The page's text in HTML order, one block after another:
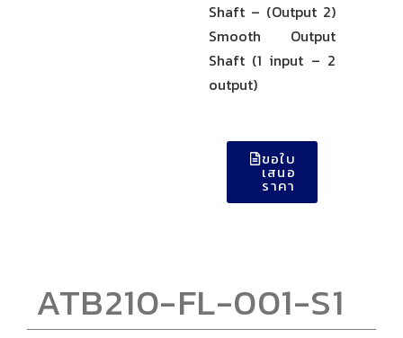
Shaft – (Output 2)
Smooth Output
Shaft (1 input – 2
output)
ขอใบ
เสนอ
ราคา
ATB210-FL-001-S1